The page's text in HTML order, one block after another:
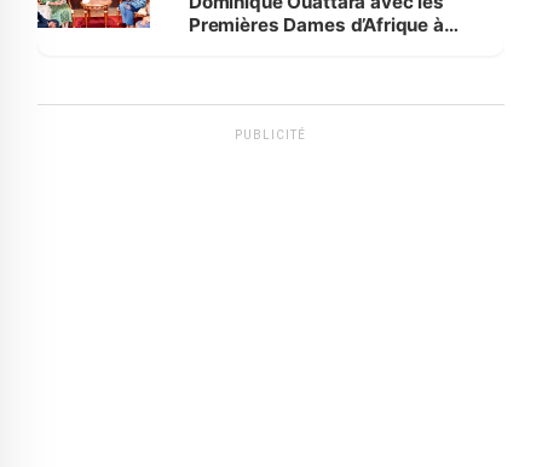
Premières Dames d’Afrique à
PUBLICITÉ